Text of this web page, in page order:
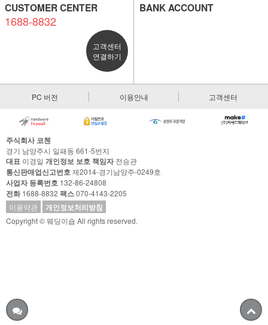
CUSTOMER CENTER
1688-8832
고객센터
연결하기
BANK ACCOUNT
PC 버전 이용안내 고객센터
주식회사 코첸
경기 남양주시 일패동 661-5번지
대표 이경일 개인정보 보호 책임자전승관
통신판매업신고번호제2014-경기남양주-0249호
사업자 등록번호 132-86-24808
전화1688-8832 팩스070-4143-2205
이용약관
개인정보처리방침
Copyright © 웨딩이숍 All rights reserved.